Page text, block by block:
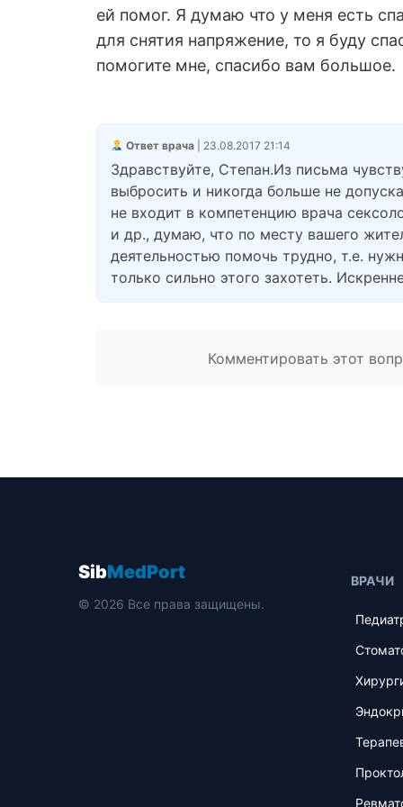
ей помог. Я думаю что у меня есть
для снятия напряжение, то я буду
помогите мне, спасибо вам большое.
Ответ врача| 23.08.2017 21:14
Здравствуйте, Степан.Из письма
выбросить и никогда больше не
не входит в компетенцию врача
и др., думаю, что по месту вашего
деятельностью помочь трудно, т.е.
только сильно этого захотеть.
Комментировать этот
SibMedPort
© 2026 Все права защищены.
ВРАЧИ